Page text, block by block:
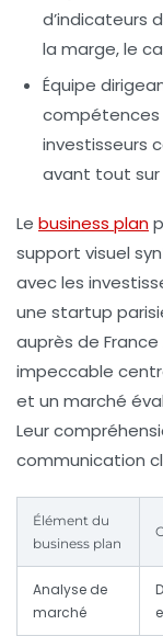
d’indicateurs
la marge, le
Équipe
compétences
investisseurs
avant tout sur
Le business plan
support visuel
avec les
une startup
auprès de
impeccable
et un marché
Leur
communication
Élément du
business plan
Analyse de
marché